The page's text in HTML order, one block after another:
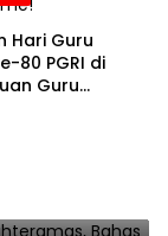
Hari Guru
80 PGRI di
Guru
Bahteramas,